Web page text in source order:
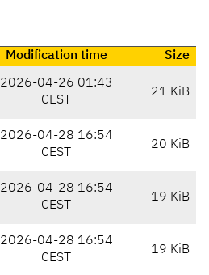
Modification time
Size
2026-04-26 01:43
CEST
21 KiB
2026-04-28 16:54
CEST
20 KiB
2026-04-28 16:54
CEST
19 KiB
2026-04-28 16:54
CEST
19 KiB